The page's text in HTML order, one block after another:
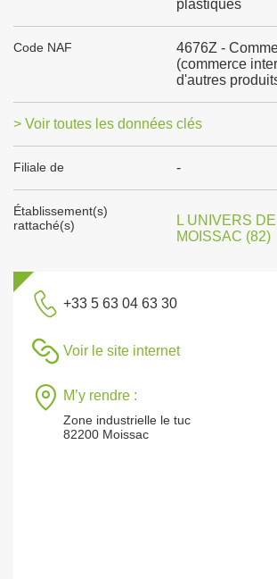
plastiques
Code NAF
4676Z -
(commerce
d'autres
> Voir toutes les données clés
Filiale de -
Établissement(s)
rattaché(s)
L UNIVERS
MOISSAC (82)
+33 5 63 04 63 30
Voir le site internet
M’y rendre :
Zone industrielle le tuc
82200 Moissac